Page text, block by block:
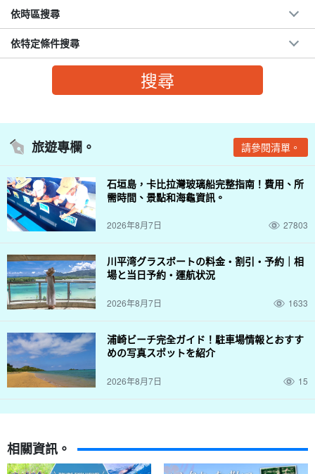
依時區搜尋
依特定條件搜尋
旅遊專欄。 請參閱清單。
石垣島，卡比拉灣玻璃船完整指南！費用、所
需時間、景點和海龜資訊。
2026年8月7日 27803
川平湾グラスボートの料金・割引・予約｜相
場と当日予約・運航状況
2026年8月7日 1633
浦崎ビーチ完全ガイド！駐車場情報とおすす
めの写真スポットを紹介
2026年8月7日 15
相關資訊。